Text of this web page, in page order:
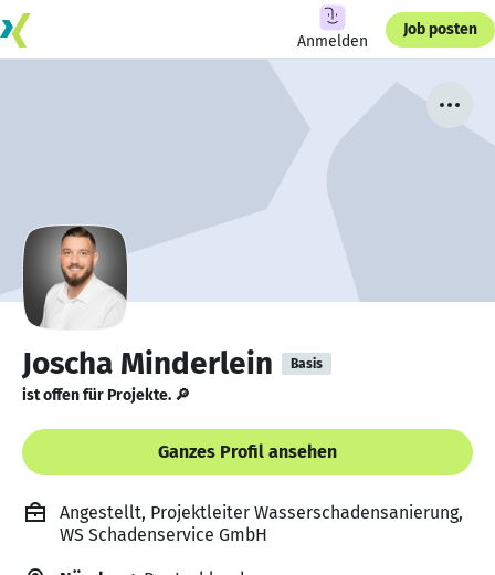
Anmelden
Job posten
Joscha Minderlein Basis
ist offen für Projekte. 🔎
Ganzes Profil ansehen
Angestellt, Projektleiter Wasserschadensanierung,
WS Schadenservice GmbH